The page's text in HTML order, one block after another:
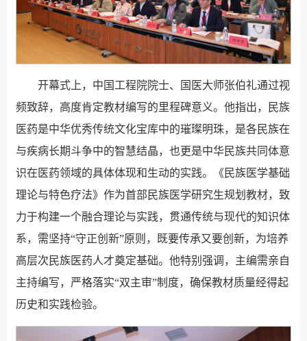
开幕式上，中国工程院院士、国医大师张伯礼通过视
频致辞，高度肯定教材编写的里程碑意义。他指出，民族
医药是中华优秀传统文化宝库中的璀璨明珠，是各民族在
与疾病长期斗争中的智慧结晶，也更是中华民族共同体意
识在医药领域的具体体现和生动的实践。《民族医学基础
理论与特色疗法》作为首部民族医学研究生规划教材，致
力于构建一个融合理论与实践，贯通传统与现代的知识体
系，需坚持“守正创新”原则，既要传承又要创新，为培养
高层次民族医药人才奠定基础。他特别强调，主编需亲自
主持编写，严格落实“双主审”制度，确保教材质量经得起
历史和实践检验。